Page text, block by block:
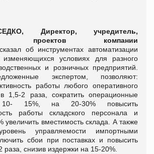
Директор, учредитель,
проектов компании
об инструментах автоматизации
изменяющихся условиях для разного
и розничных предприятий.
экспертом, позволяют:
работы любого оперативного
1,5-2 раза, сократить операционные
15%, на 20-30% повысить
работы складского персонала и
увеличить вместимость склада. А также
управляемости импортными
сбои при поставках и повысить
раза, снизив издержки на 15-20%.